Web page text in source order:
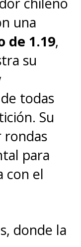
una
de 1.19,
su
todas
Su
rondas
para
con el
donde la